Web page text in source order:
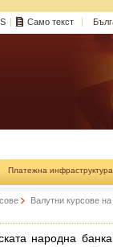
Само текст
Платежна инфраструктура
Валутни курсове
народна